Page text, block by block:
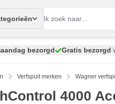
bezorgd Gratis bezorgd
Verfspuit merken Wagner
4000